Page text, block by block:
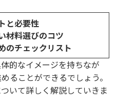
と必要性
材料選びのコツ
のチェックリスト
的なイメージを持ちなが
ることができるでしょう。
いて詳しく解説していきま